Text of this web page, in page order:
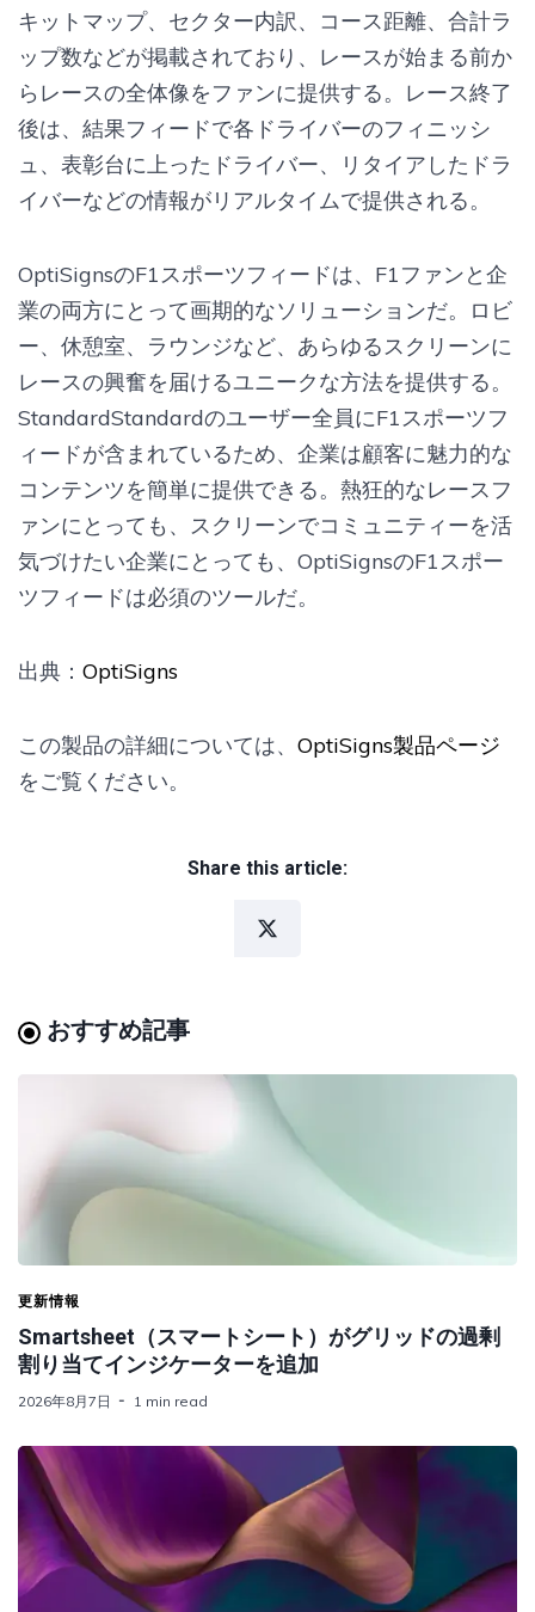
キットマップ、セクター内訳、コース距離、合計ラ
ップ数などが掲載されており、レースが始まる前か
らレースの全体像をファンに提供する。レース終了
後は、結果フィードで各ドライバーのフィニッシ
ュ、表彰台に上ったドライバー、リタイアしたドラ
イバーなどの情報がリアルタイムで提供される。
OptiSignsのF1スポーツフィードは、F1ファンと企
業の両方にとって画期的なソリューションだ。ロビ
ー、休憩室、ラウンジなど、あらゆるスクリーンに
レースの興奮を届けるユニークな方法を提供する。
StandardStandardのユーザー全員にF1スポーツフ
ィードが含まれているため、企業は顧客に魅力的な
コンテンツを簡単に提供できる。熱狂的なレースフ
ァンにとっても、スクリーンでコミュニティーを活
気づけたい企業にとっても、OptiSignsのF1スポー
ツフィードは必須のツールだ。
出典： OptiSigns
この製品の詳細については、 OptiSigns製品ページ
をご覧ください。
Share this article:
おすすめ記事
更新情報
Smartsheet（スマートシート）がグリッドの過剰
割り当てインジケーターを追加
2026年8月7日 1 min read